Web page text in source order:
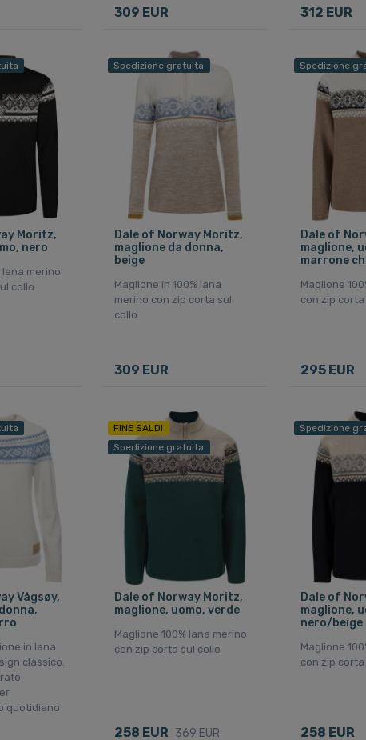
309 EUR 312 EUR
Moritz,
nero
lana merino
collo
Spedizione gratuita
Dale of Norway Moritz,
maglione da donna,
beige
Maglione in 100% lana
merino con zip corta sul
collo
309 EUR
Spedizione
Dale of
maglione,
marrone
Maglione
con zip
295 EUR
Vågsøy,
in lana
classico.
quotidiano
FINE SALDI
Spedizione gratuita
Dale of Norway Moritz,
maglione, uomo, verde
Maglione 100% lana merino
con zip corta sul collo
258 EUR 369 EUR
Spedizione
Dale of
maglione,
nero/beige
Maglione
con zip
258 EUR